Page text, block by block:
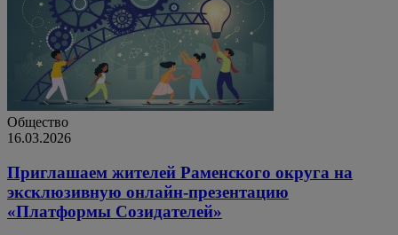
Общество
16.03.2026
Приглашаем жителей Раменского округа на
эксклюзивную онлайн-презентацию
«Платформы Созидателей»